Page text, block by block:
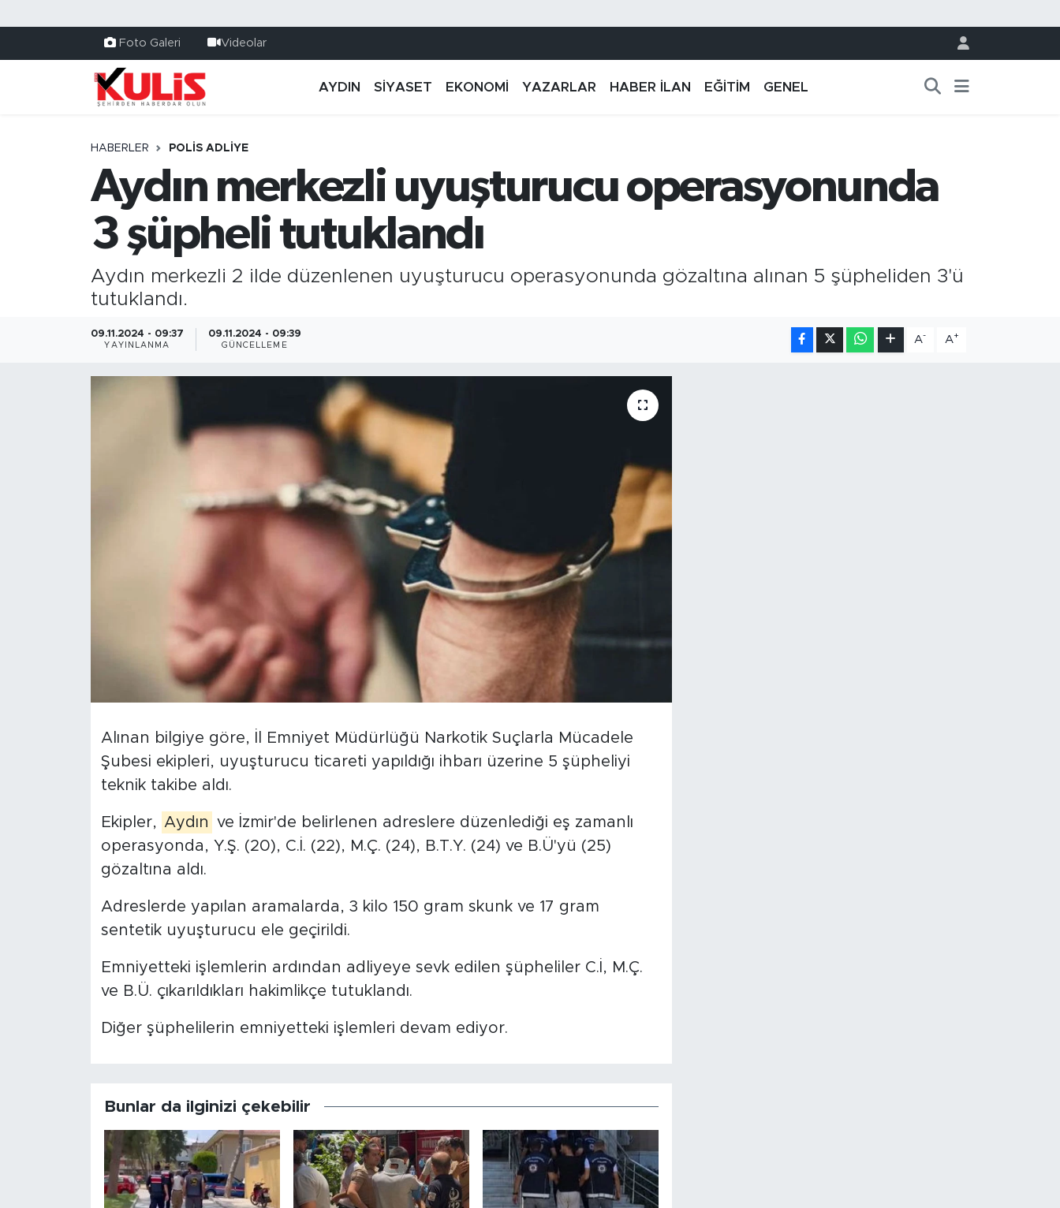
Foto Galeri Videolar
AYDIN SİYASET EKONOMİ YAZARLAR HABER İLAN EĞİTİM GENEL
HABERLER POLİS ADLİYE
Aydın merkezli uyuşturucu operasyonunda
3 şüpheli tutuklandı
Aydın merkezli 2 ilde düzenlenen uyuşturucu operasyonunda gözaltına alınan 5 şüpheliden 3'ü
tutuklandı.
09.11.2024 - 09:37
YAYINLANMA
09.11.2024 - 09:39
GÜNCELLEME
A- A+
Alınan bilgiye göre, İl Emniyet Müdürlüğü Narkotik Suçlarla Mücadele
Şubesi ekipleri, uyuşturucu ticareti yapıldığı ihbarı üzerine 5 şüpheliyi
teknik takibe aldı.
Ekipler, Aydın ve İzmir'de belirlenen adreslere düzenlediği eş zamanlı
operasyonda, Y.Ş. (20), C.İ. (22), M.Ç. (24), B.T.Y. (24) ve B.Ü'yü (25)
gözaltına aldı.
Adreslerde yapılan aramalarda, 3 kilo 150 gram skunk ve 17 gram
sentetik uyuşturucu ele geçirildi.
Emniyetteki işlemlerin ardından adliyeye sevk edilen şüpheliler C.İ, M.Ç.
ve B.Ü. çıkarıldıkları hakimlikçe tutuklandı.
Diğer şüphelilerin emniyetteki işlemleri devam ediyor.
Bunlar da ilginizi çekebilir